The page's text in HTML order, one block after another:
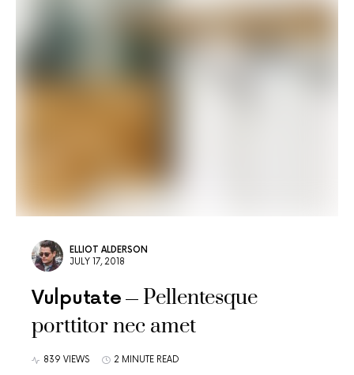
ELLIOT ALDERSON
JULY 17, 2018
Vulputate
Pellentesque
porttitor nec amet
839 VIEWS 2 MINUTE READ